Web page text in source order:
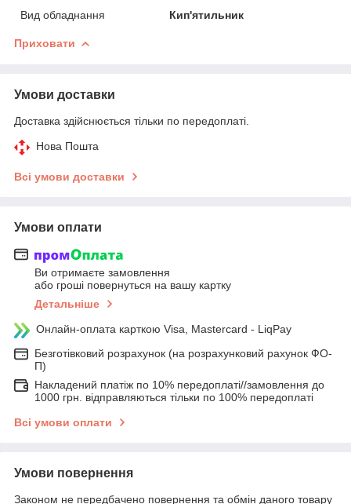
Вид обладнання
Кип'ятильник
Приховати
Умови доставки
Доставка здійснюється тільки по передоплаті.
Нова Пошта
Всі умови доставки
Умови оплати
Ви отримаєте замовлення
або гроші повернуться на вашу картку
Детальніше
Онлайн-оплата карткою Visa, Mastercard - LiqPay
Безготівковий розрахунок (на розрахунковий рахунок ФО-
П)
Накладений платіж по 10% передоплаті//замовлення до
1000 грн. відправляються тільки по 100% передоплаті
Всі умови оплати
Умови повернення
Законом не передбачено повернення та обмін даного товару